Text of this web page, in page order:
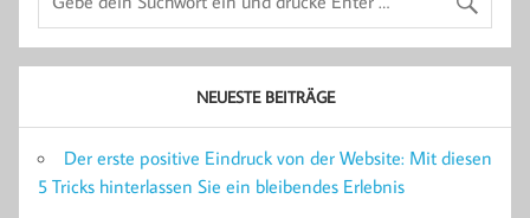
NEUESTE BEITRÄGE
Der erste positive Eindruck von der Website: Mit diesen
5 Tricks hinterlassen Sie ein bleibendes Erlebnis